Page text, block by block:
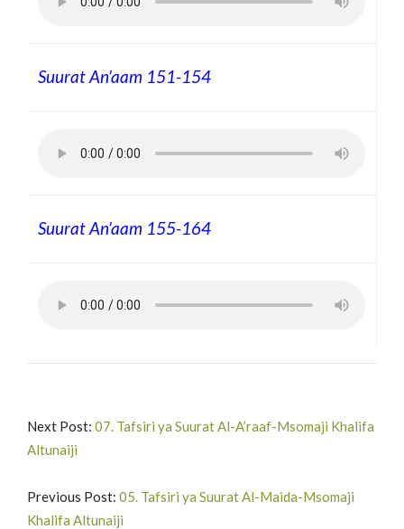
Suurat An’aam 151-154
Suurat An’aam 155-164
Next Post: 07. Tafsiri ya Suurat Al-A’raaf-Msomaji Khalifa
Altunaiji
Previous Post: 05. Tafsiri ya Suurat Al-Maida-Msomaji
Khalifa Altunaiji